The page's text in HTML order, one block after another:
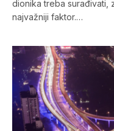
dionika treba surađivati,
najvažniji faktor.…